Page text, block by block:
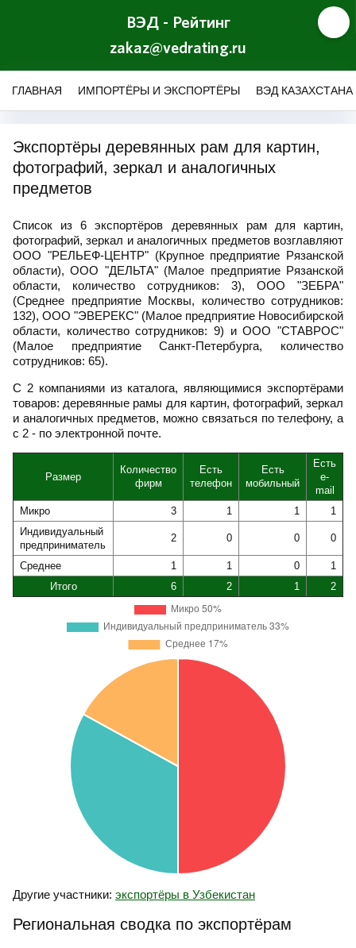
ВЭД - Рейтинг
zakaz@vedrating.ru
ГЛАВНАЯ ИМПОРТЁРЫ И ЭКСПОРТЁРЫ ВЭД КАЗАХСТАНА
Экспортёры деревянных рам для картин,
фотографий, зеркал и аналогичных
предметов
Список из 6 экспортёров деревянных рам для картин,
фотографий, зеркал и аналогичных предметов возглавляют
ООО "РЕЛЬЕФ-ЦЕНТР" (Крупное предприятие Рязанской
области), ООО "ДЕЛЬТА" (Малое предприятие Рязанской
области, количество сотрудников: 3), ООО "ЗЕБРА"
(Среднее предприятие Москвы, количество сотрудников:
132), ООО "ЭВЕРЕКС" (Малое предприятие Новосибирской
области, количество сотрудников: 9) и ООО "СТАВРОС"
(Малое предприятие Санкт-Петербурга, количество
сотрудников: 65).
С 2 компаниями из каталога, являющимися экспортёрами
товаров: деревянные рамы для картин, фотографий, зеркал
и аналогичных предметов, можно связаться по телефону, а
с 2 - по электронной почте.
Размер
Количество
фирм
Есть
телефон
Есть
мобильный
Есть
e-
mail
Микро
3 1 1
1
Индивидуальный
предприниматель
2 0 0 0
Среднее 1 1 0
1
Итого
6 2 1 2
Другие участники: экспортёры в Узбекистан
Региональная сводка по экспортёрам